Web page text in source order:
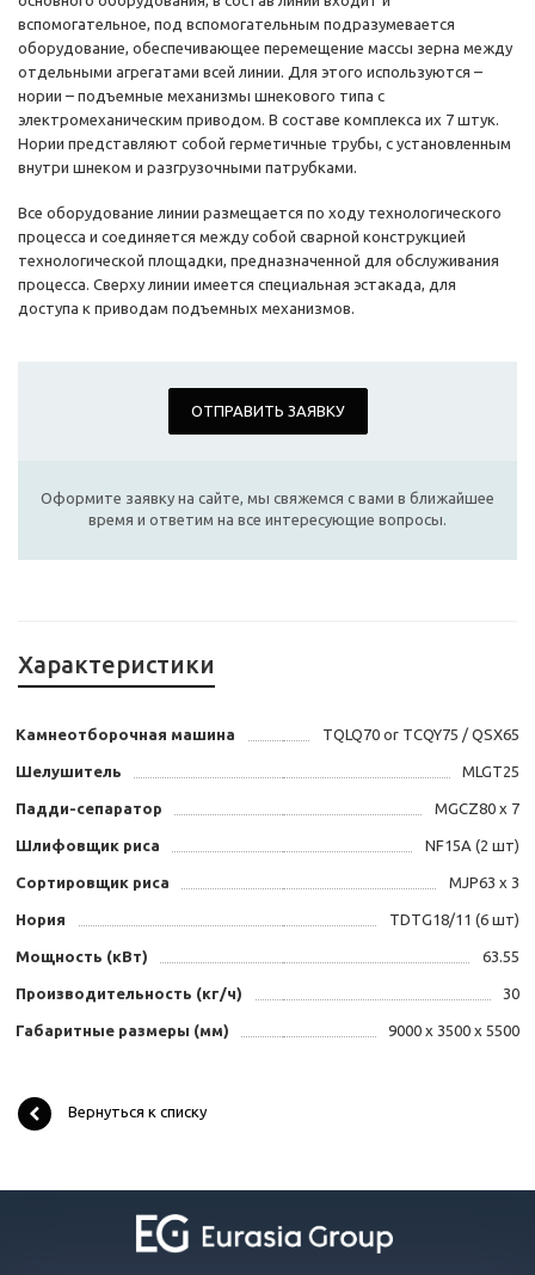
вспомогательное, под вспомогательным подразумевается
оборудование, обеспечивающее перемещение массы зерна между
отдельными агрегатами всей линии. Для этого используются –
нории – подъемные механизмы шнекового типа с
электромеханическим приводом. В составе комплекса их 7 штук.
Нории представляют собой герметичные трубы, с установленным
внутри шнеком и разгрузочными патрубками.
Все оборудование линии размещается по ходу технологического
процесса и соединяется между собой сварной конструкцией
технологической площадки, предназначенной для обслуживания
процесса. Сверху линии имеется специальная эстакада, для
доступа к приводам подъемных механизмов.
ОТПРАВИТЬ ЗАЯВКУ
Оформите заявку на сайте, мы свяжемся с вами в ближайшее
время и ответим на все интересующие вопросы.
Характеристики
Камнеотборочная машина TQLQ70 or TCQY75 / QSX65
Шелушитель MLGT25
Падди-сепаратор MGCZ80 x 7
Шлифовщик риса NF15A (2 шт)
Сортировщик риса MJP63 x 3
Нория TDTG18/11 (6 шт)
Мощность (кВт) 63.55
Производительность (кг/ч) 30
Габаритные размеры (мм) 9000 x 3500 x 5500
Вернуться к списку